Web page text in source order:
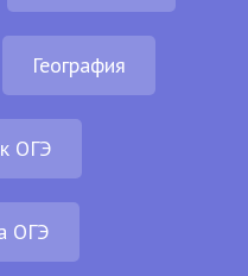
География
ОГЭ
ОГЭ